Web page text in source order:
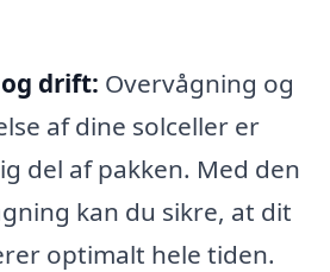
drift: Overvågning og
af dine solceller er
del af pakken. Med den
kan du sikre, at dit
optimalt hele tiden.